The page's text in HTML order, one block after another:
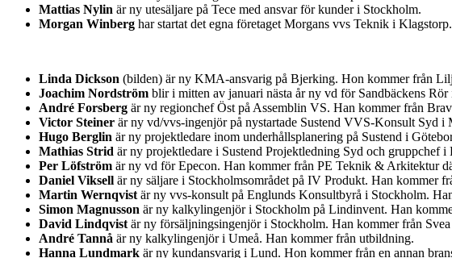
Mattias Nylin är ny utesäljare på Tece med ansvar för kunder i Stockholm.
Morgan Winberg har startat det egna företaget Morgans vvs Teknik i
Linda Dickson (bilden) är ny KMA-ansvarig på Bjerking. Hon kommer från
Joachim Nordström blir i mitten av januari nästa år ny vd för Sandbäckens
André Forsberg är ny regionchef Öst på Assemblin VS. Han kommer från
Victor Steiner är ny vd/vvs-ingenjör på nystartade Sustend VVS-Konsult Syd
Hugo Berglin är ny projektledare inom underhållsplanering på Sustend i
Mathias Strid är ny projektledare i Sustend Projektledning Syd och gruppchef
Per Löfström är ny vd för Epecon. Han kommer från PE Teknik & Arkitektur
Daniel Viksell är ny säljare i Stockholmsområdet på IV Produkt. Han kommer
Martin Wernqvist är ny vvs-konsult på Englunds Konsultbyrå i Stockholm.
Simon Magnusson är ny kalkylingenjör i Stockholm på Lindinvent. Han
David Lindqvist är ny försäljningsingenjör i Stockholm. Han kommer från
André Tannå är ny kalkylingenjör i Umeå. Han kommer från utbildning.
Hanna Lundmark är ny kundansvarig i Lund. Hon kommer från en annan